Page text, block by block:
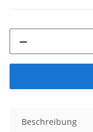
Beschreibung